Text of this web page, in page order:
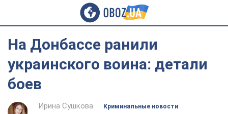
На Донбассе ранили
украинского воина: детали
боев
Ирина Сушкова
Криминальные новости